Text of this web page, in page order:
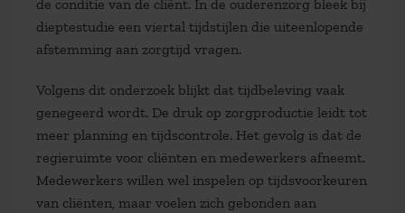
de conditie van de cliënt. In de ouderenzorg bleek bij
dieptestudie een viertal tijdstijlen die uiteenlopende
afstemming aan zorgtijd vragen.
Volgens dit onderzoek blijkt dat tijdbeleving vaak
genegeerd wordt. De druk op zorgproductie leidt tot
meer planning en tijdscontrole. Het gevolg is dat de
regieruimte voor cliënten en medewerkers afneemt.
Medewerkers willen wel inspelen op tijdsvoorkeuren
van cliënten, maar voelen zich gebonden aan